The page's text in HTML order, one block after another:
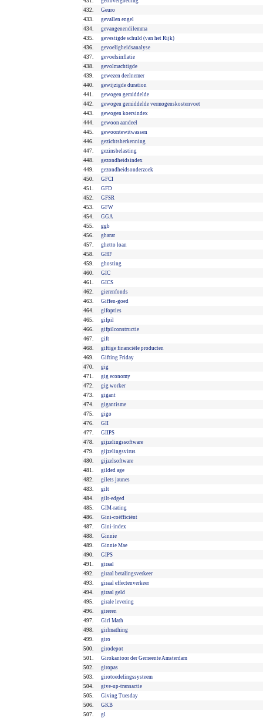
432.
Geuro
433.
gevallen engel
434.
gevangenendilemma
435.
gevestigde schuld (van het Rijk)
436.
gevoeligheidsanalyse
437.
gevoelsinflatie
438.
gevolmachtigde
439.
gewezen deelnemer
440.
gewijzigde duration
441.
gewogen gemiddelde
442.
gewogen gemiddelde vermogenskostenvoet
443.
gewogen koersindex
444.
gewoon aandeel
445.
gewoontewitwassen
446.
gezichtsherkenning
447.
gezinsbelasting
448.
gezondheidsindex
449.
gezondheidsonderzoek
450.
GFCI
451.
GFD
452.
GFSR
453.
GFW
454.
GGA
455.
ggb
456.
gharar
457.
ghetto loan
458.
GHF
459.
ghosting
460.
GIC
461.
GICS
462.
gierenfonds
463.
Giffen-goed
464.
gifopties
465.
gifpil
466.
gifpilconstructie
467.
gift
468.
giftige financiële producten
469.
Gifting Friday
470.
gig
471.
gig economy
472.
gig worker
473.
gigant
474.
gigantisme
475.
gigo
476.
GII
477.
GIIPS
478.
gijzelingssoftware
479.
gijzelingsvirus
480.
gijzelsoftware
481.
gilded age
482.
gilets jaunes
483.
gilt
484.
gilt-edged
485.
GIM-rating
486.
Gini-coëfficiënt
487.
Gini-index
488.
Ginnie
489.
Ginnie Mae
490.
GIPS
491.
giraal
492.
giraal betalingsverkeer
493.
giraal effectenverkeer
494.
giraal geld
495.
girale levering
496.
gireren
497.
Girl Math
498.
girlmathing
499.
giro
500.
girodepot
501.
Girokantoor der Gemeente Amsterdam
502.
giropas
503.
girotoedelingssysteem
504.
give-up-transactie
505.
Giving Tuesday
506.
GKB
507.
gl